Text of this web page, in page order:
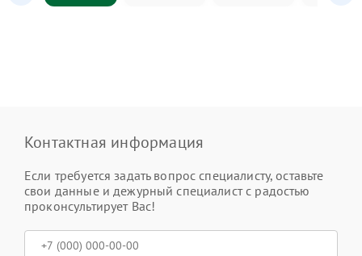
Контактная информация
Если требуется задать вопрос специалисту, оставьте
свои данные и дежурный специалист с радостью
проконсультирует Вас!